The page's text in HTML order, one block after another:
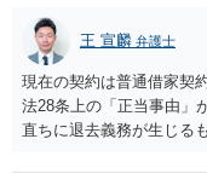
王 宣麟 弁護士
現在の契約は普通借家契
法28条上の「正当事由」
直ちに退去義務が生じる
新たな定期借家契約を締